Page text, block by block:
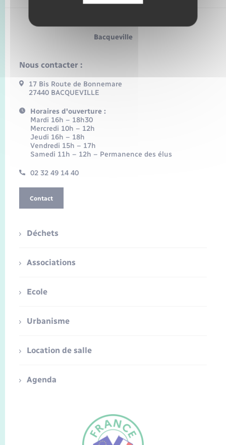
Bacqueville
Nous contacter :
17 Bis Route de Bonnemare
27440 BACQUEVILLE
Horaires d'ouverture :
Mardi 16h – 18h30
Mercredi 10h – 12h
Jeudi 16h – 18h
Vendredi 15h – 17h
Samedi 11h – 12h – Permanence des élus
02 32 49 14 40
Contact
Déchets
Associations
Ecole
Urbanisme
Location de salle
Agenda